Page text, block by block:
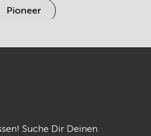
Pioneer
Suche Dir Deinen